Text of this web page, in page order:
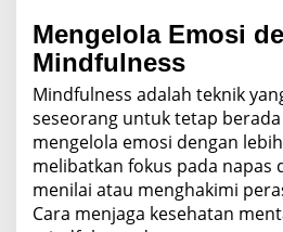
Mengelola Emosi
Mindfulness
Mindfulness adalah teknik
seseorang untuk tetap
mengelola emosi dengan
melibatkan fokus pada napas
menilai atau menghakimi
Cara menjaga kesehatan